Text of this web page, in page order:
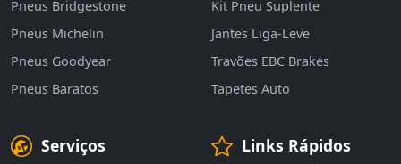
Pneus Bridgestone
Pneus Michelin
Pneus Goodyear
Pneus Baratos
Kit Pneu Suplente
Jantes Liga-Leve
Travões EBC Brakes
Tapetes Auto
Serviços Links Rápidos